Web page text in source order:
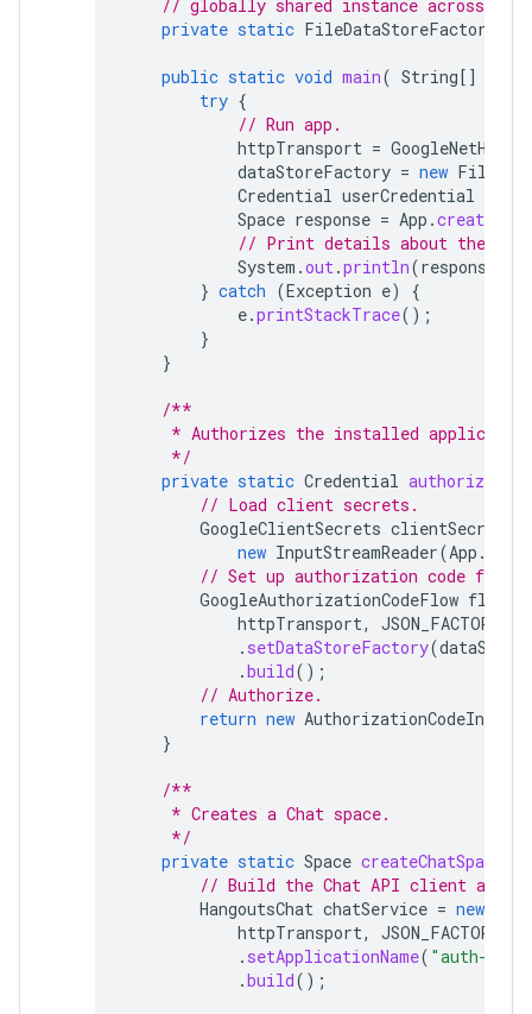
// globally shared instance across
private static FileDataStoreFactory
public static void main( String[]
try {
// Run app.
httpTransport =
dataStoreFactory = new
Credential userCredential
Space response = App .
// Print details about the
System .out .println(response
} catch (Exception e)
{
e.printStackTrace();
}
}
/**
* Authorizes the installed
     */
private static Credential authorize
// Load client secrets.
GoogleClientSecrets clientSecrets
new InputStreamReader(App .
// Set up authorization code flow.
GoogleAuthorizationCodeFlow flow
httpTransport, JSON_FACTORY
. setDataStoreFactory(
.build();
// Authorize.
return new
}
/**
     * Creates a Chat space.
     */
private static Space createChatSpace
// Build the Chat API client and
HangoutsChat chatService = new
httpTransport, JSON_FACTORY
. setApplicationName( "auth-
.build();